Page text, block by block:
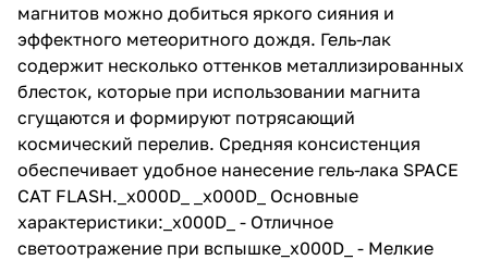
магнитов можно добиться яркого сияния и
эффектного метеоритного дождя. Гель-лак
содержит несколько оттенков металлизированных
блесток, которые при использовании магнита
сгущаются и формируют потрясающий
космический перелив. Средняя консистенция
обеспечивает удобное нанесение гель-лака SPACE
CAT FLASH._x000D_ _x000D_ Основные
характеристики:_x000D_ - Отличное
светоотражение при вспышке_x000D_ - Мелкие